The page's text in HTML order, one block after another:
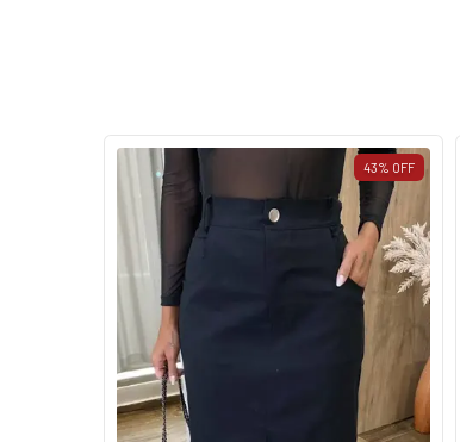
43% OFF